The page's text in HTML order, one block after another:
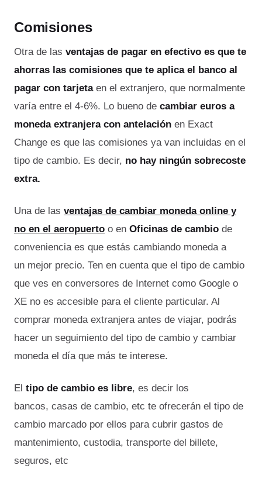
Comisiones
Otra de las ventajas de pagar en efectivo es que te
ahorras las comisiones que te aplica el banco al
pagar con tarjetaen el extranjero, que normalmente
varía entre el 4-6%. Lo bueno de cambiar euros a
moneda extranjera con antelación en Exact
Change es que las comisiones ya van incluidas en el
tipo de cambio. Es decir, no hay ningún sobrecoste
extra.
Una de las ventajas de cambiar moneda online y
no en el aeropuerto o en Oficinas de cambio de
conveniencia es que estás cambiando moneda a
un mejor precio. Ten en cuenta que el tipo de cambio
que ves en conversores de Internet como Google o
XE no es accesible para el cliente particular. Al
comprar moneda extranjera antes de viajar, podrás
hacer un seguimiento del tipo de cambio y cambiar
moneda el día que más te interese.
El tipo de cambio es libre, es decir los
bancos, casas de cambio, etc te ofrecerán el tipo de
cambio marcado por ellos para cubrir gastos de
mantenimiento, custodia, transporte del billete,
seguros, etc